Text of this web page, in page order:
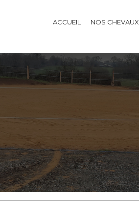
ACCUEIL NOS CHEVAUX